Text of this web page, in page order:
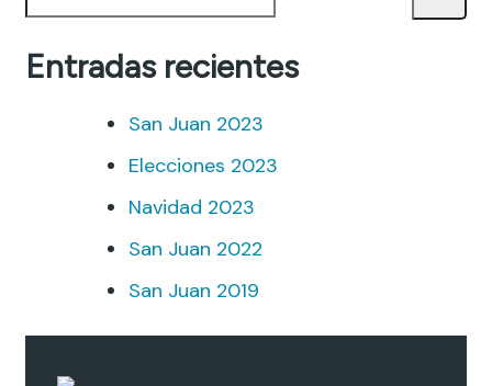
Entradas recientes
San Juan 2023
Elecciones 2023
Navidad 2023
San Juan 2022
San Juan 2019